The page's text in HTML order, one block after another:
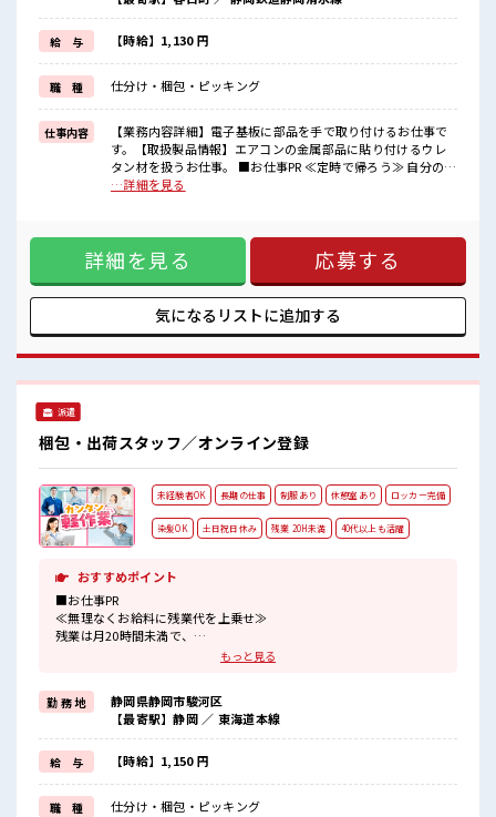
(規定有)≪機能的な制服アリ≫
制服があるので、
毎日の服装の悩み解消♪
≪未経験OKの仕事≫
新しいことにチャレンジするのは不安だけど、
しっかり働く環境が整っています！
イチからスキルUP・ステップUP目指していきましょう！
■職場の雰囲気
女性が多めの職場です♪
モチベーションもUP！
一息つける休憩スペースもあります！
ピタっと定時退社！
残業は基本ナシ♪
給 与 【時給】1,130 円
職 種 仕分け・梱包・ピッキング
仕事内容
【業務内容詳細】電子基板に部品を手で取り付けるお仕事で
す。【取扱製品情報】エアコンの金属部品に貼り付けるウレ
タン材を扱うお仕事。 ■お仕事PR ≪定時で帰ろう≫ 自分の時
間をしっかり確保できる、 残業基本ナシのお仕事♪ ≪女性も
す！ (規定有)≪機能的な制服アリ≫ 制服があるので、 毎日の
服装の悩み解消♪ ≪未経験OKの仕事≫ 新しいことにチャレ
ンジするのは不安だけど、 しっかり働く環境が整っていま
す！ イチからスキルUP・ステップUP目指していきましょ
♪ 派手過ぎなければOKだから、 モチベーションもUP！ 一息
基本ナシ♪
…詳細を見る
詳細を見る 応募する
気になるリストに追加する
派遣
梱包・出荷スタッフ／オンライン登録
未経験者OK 長期の仕事 制服あり 休憩室あり ロッカー完備
染髪OK 土日祝日休み 残業 20H未満 40代以上も活躍
おすすめポイント
■お仕事PR
≪無理なくお給料に残業代を上乗せ≫
残業は月20時間未満で、
週末は家族や友人と一緒にプライベート満喫！
≪髪型自由≫
基本的に髪色自由で明るすぎたり奇抜でなければOKです！
(規定有)≪動きやすい制服アリ≫
制服があるので、
毎日の服装の悩み解消♪
≪未経験の方も大カンゲイ≫
新しいことにチャレンジするのは不安だけど、
もっと見る
勤 務 地
静岡県静岡市駿河区
【最寄駅】静岡 ／ 東海道本線
給 与 【時給】1,150 円
職 種 仕分け・梱包・ピッキング